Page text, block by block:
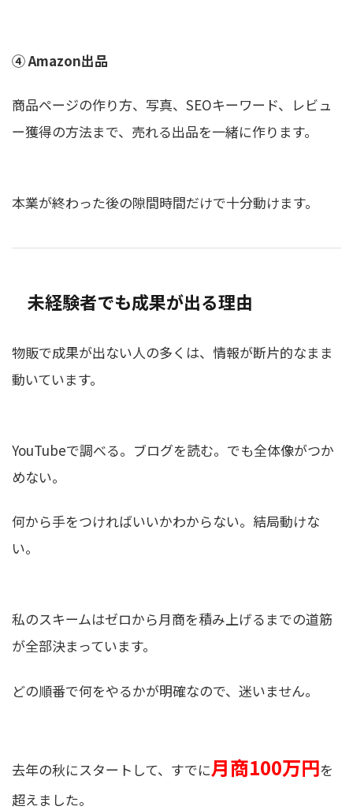
④ Amazon出品
商品ページの作り方、写真、SEOキーワード、レビュ
ー獲得の方法まで、売れる出品を一緒に作ります。
本業が終わった後の隙間時間だけで十分動けます。
未経験者でも成果が出る理由
物販で成果が出ない人の多くは、情報が断片的なまま
動いています。
YouTubeで調べる。ブログを読む。でも全体像がつか
めない。
何から手をつければいいかわからない。結局動けな
い。
私のスキームはゼロから月商を積み上げるまでの道筋
が全部決まっています。
どの順番で何をやるかが明確なので、迷いません。
去年の秋にスタートして、すでに月商100万円を
超えました。